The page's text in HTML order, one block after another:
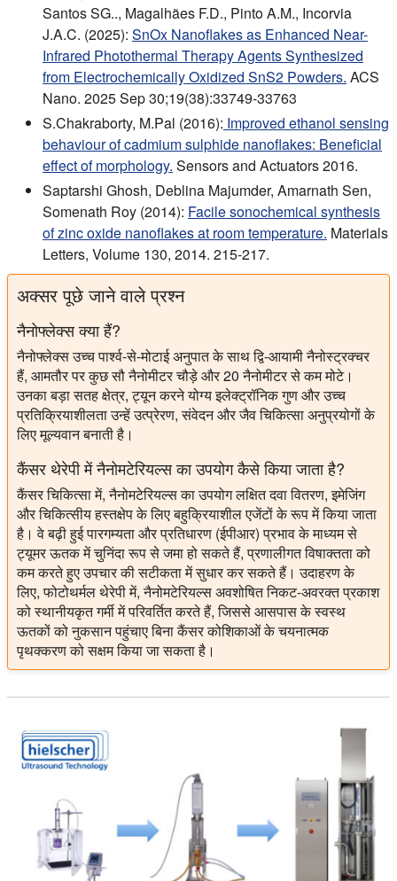
Santos SG.., Magalhães F.D., Pinto A.M., Incorvia
J.A.C. (2025): SnOx Nanoflakes as Enhanced Near-
Infrared Photothermal Therapy Agents Synthesized
from Electrochemically Oxidized SnS2 Powders. ACS
Nano. 2025 Sep 30;19(38):33749-33763
S.Chakraborty, M.Pal (2016): Improved ethanol sensing
behaviour of cadmium sulphide nanoflakes: Beneficial
effect of morphology. Sensors and Actuators 2016.
Saptarshi Ghosh, Deblina Majumder, Amarnath Sen,
Somenath Roy (2014): Facile sonochemical synthesis
of zinc oxide nanoflakes at room temperature. Materials
Letters, Volume 130, 2014. 215-217.
अक्सर पूछे जाने वाले प्रश्न
नैनोफ्लेक्स क्या हैं?
नैनोफ्लेक्स उच्च पार्श्व-से-मोटाई अनुपात के साथ द्वि-आयामी नैनोस्ट्रक्चर
हैं, आमतौर पर कुछ सौ नैनोमीटर चौड़े और 20 नैनोमीटर से कम मोटे।
उनका बड़ा सतह क्षेत्र, ट्यून करने योग्य इलेक्ट्रॉनिक गुण और उच्च
प्रतिक्रियाशीलता उन्हें उत्प्रेरण, संवेदन और जैव चिकित्सा अनुप्रयोगों के
लिए मूल्यवान बनाती है।
कैंसर थेरेपी में नैनोमटेरियल्स का उपयोग कैसे किया जाता है?
कैंसर चिकित्सा में, नैनोमटेरियल्स का उपयोग लक्षित दवा वितरण, इमेजिंग
और चिकित्सीय हस्तक्षेप के लिए बहुक्रियाशील एजेंटों के रूप में किया जाता
है। वे बढ़ी हुई पारगम्यता और प्रतिधारण (ईपीआर) प्रभाव के माध्यम से
ट्यूमर ऊतक में चुनिंदा रूप से जमा हो सकते हैं, प्रणालीगत विषाक्तता को
कम करते हुए उपचार की सटीकता में सुधार कर सकते हैं। उदाहरण के
लिए, फोटोथर्मल थेरेपी में, नैनोमटेरियल्स अवशोषित निकट-अवरक्त प्रकाश
को स्थानीयकृत गर्मी में परिवर्तित करते हैं, जिससे आसपास के स्वस्थ
ऊतकों को नुकसान पहुंचाए बिना कैंसर कोशिकाओं के चयनात्मक
पृथक्करण को सक्षम किया जा सकता है।